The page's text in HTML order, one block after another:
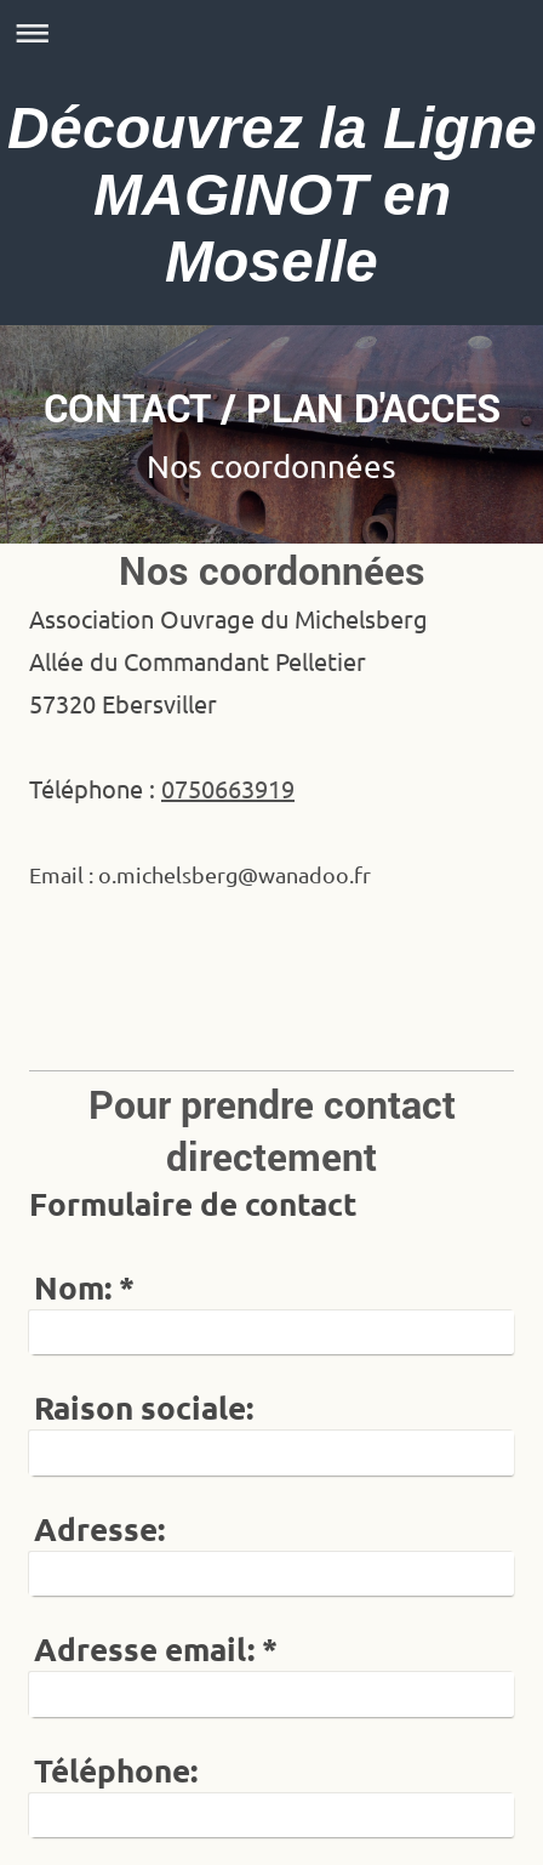
Découvrez la Ligne
MAGINOT en
Moselle
CONTACT / PLAN D'ACCES
Nos coordonnées
Nos coordonnées
Association Ouvrage du Michelsberg
Allée du Commandant Pelletier
57320 Ebersviller
Téléphone : 0750663919
Email : o.michelsberg@wanadoo.fr
Pour prendre contact
directement
Formulaire de contact
Nom: *
Raison sociale:
Adresse:
Adresse email: *
Téléphone: